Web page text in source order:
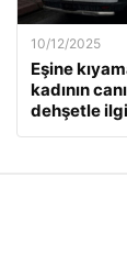
10/12/2025
Eşine
kadının
dehşetle